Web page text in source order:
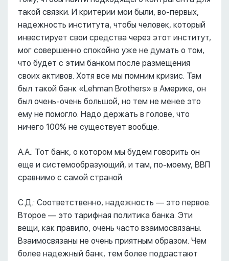
такой связки. И критерии мои были, во-первых,
надежность института, чтобы человек, который
инвестирует свои средства через этот институт,
мог совершенно спокойно уже не думать о том,
что будет с этим банком после размещения
своих активов. Хотя все мы помним кризис. Там
был такой банк «Lehman Brothers» в Америке, он
был очень-очень большой, но тем не менее это
ему не помогло. Надо держать в голове, что
ничего 100% не существует вообще.
А.А.: Тот банк, о котором мы будем говорить он
еще и системообразующий, и там, по-моему, ВВП
сравнимо с самой страной.
С.Д.: Соответственно, надежность –– это первое.
Второе –– это тарифная политика банка. Эти
вещи, как правило, очень часто взаимосвязаны.
Взаимосвязаны не очень приятным образом. Чем
более надежный банк, тем более подрастают